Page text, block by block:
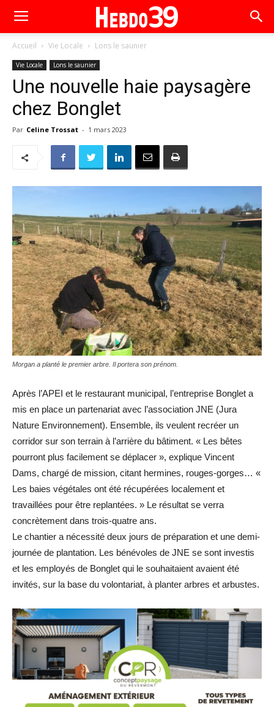
Accueil Vie Locale Lons le saunier
Vie Locale Lons le saunier
Une nouvelle haie paysagère
chez Bonglet
Par Celine Trossat - 1 mars 2023
Morgan a planté le premier arbre. Il portera son prénom.
Après l’APEI et le restaurant municipal, l’entreprise Bonglet a
mis en place un partenariat avec l’association JNE (Jura
Nature Environnement). Ensemble, ils veulent recréer un
corridor sur son terrain à l’arrière du bâtiment. « Les bêtes
pourront plus facilement se déplacer », explique Vincent
Dams, chargé de mission, citant hermines, rouges-gorges… «
Les baies végétales ont été récupérées localement et
travaillées pour être replantées. » Le résultat se verra
concrètement dans trois-quatre ans.
Le chantier a nécessité deux jours de préparation et une demi-
journée de plantation. Les bénévoles de JNE se sont investis
et les employés de Bonglet qui le souhaitaient avaient été
invités, sur la base du volontariat, à planter arbres et arbustes.